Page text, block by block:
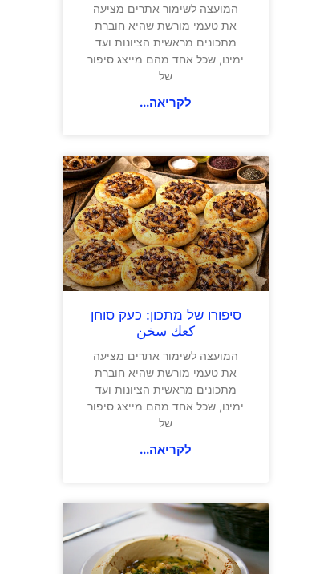
המועצה לשימור אתרים מציעה
את טעמי מורשת שהיא חוברת
מתכונים מראשית הציונות ועד
ימינו, שכל אחד מהם מייצג סיפור
של
לקריאה...
סיפורו של מתכון: כעק סוחן
كعك سخن
המועצה לשימור אתרים מציעה
את טעמי מורשת שהיא חוברת
מתכונים מראשית הציונות ועד
ימינו, שכל אחד מהם מייצג סיפור
של
לקריאה...